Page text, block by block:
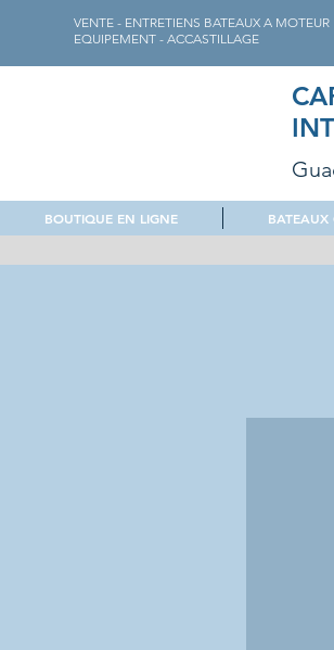
VENTE - ENTRETIENS BATEAUX A MOTEUR
EQUIPEMENT - ACCASTILLAGE
BOUTIQUE EN LIGNE BATEAUX